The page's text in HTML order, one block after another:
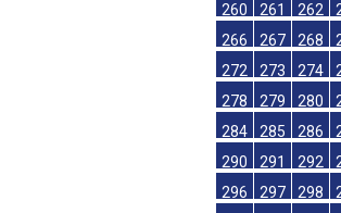
260
261 262
266
267 268
272
273 274
278
279 280
284
285 286
290
291 292
296
297 298